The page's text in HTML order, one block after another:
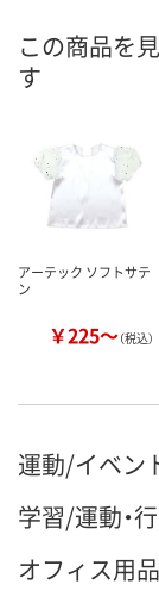
この商品を
す
アーテック ソフトサテ
ン
￥225～（税込）
運動/イベン
学習/運動・
オフィス用